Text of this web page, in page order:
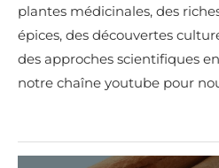
plantes médicinales, des
épices, des découvertes
des approches scientifiques
notre chaîne youtube pour